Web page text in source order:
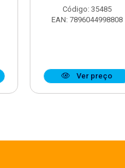
Código: 35485
EAN: 7896044998808
Ver preço